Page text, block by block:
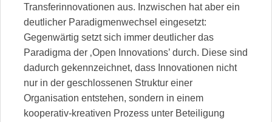
Transferinnovationen aus. Inzwischen hat aber ein
deutlicher Paradigmenwechsel eingesetzt:
Gegenwärtig setzt sich immer deutlicher das
Paradigma der ‚Open Innovations’ durch. Diese sind
dadurch gekennzeichnet, dass Innovationen nicht
nur in der geschlossenen Struktur einer
Organisation entstehen, sondern in einem
kooperativ-kreativen Prozess unter Beteiligung